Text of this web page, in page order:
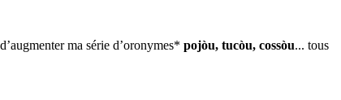
ma série d’oronymes* pojòu, tucòu, cossòu... tous